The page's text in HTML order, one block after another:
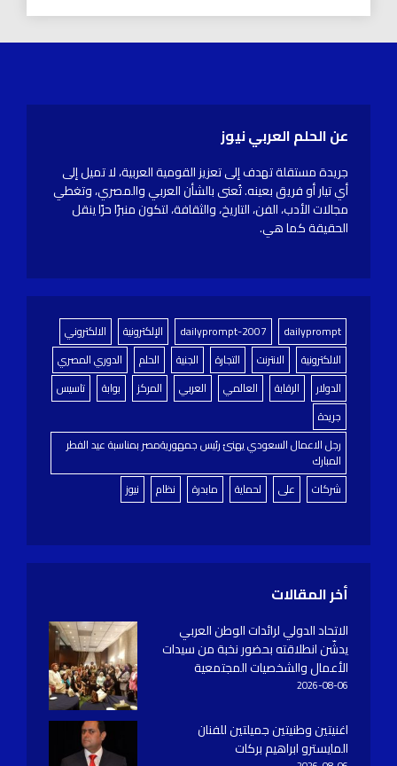
عن الحلم العربي نيوز
جريدة مستقلة تهدف إلى تعزيز القومية العربية، لا تميل إلى
أي تيار أو فريق بعينه. تُعنى بالشأن العربي والمصري، وتغطي
مجالات الأدب، الفن، التاريخ، والثقافة، لتكون منبرًا حرًا ينقل
الحقيقة كما هي.
dailyprompt
dailyprompt-2007 الإلكترونية
الالكتروني
الالكترونية
الانترنت التجارة الجنية الحلم
الدوري المصري
الدولار
الرقابة العالمي العربي المركز بوابة
تاسيس
جريدة
رجل الاعمال السعودي يهنئ رئيس جمهوريةمصر بمناسبة عيد الفطر
المبارك
شركات
على لحماية مابدرة نظام نيوز
أخر المقالات
الاتحاد الدولي لرائدات الوطن العربي
يدشّن انطلاقته بحضور نخبة من سيدات
الأعمال والشخصيات المجتمعية
2026-08-06
اغنيتين وطنيتين جميلتين للفنان
المايسترو ابراهيم بركات